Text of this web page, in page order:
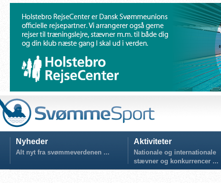
Nyheder
Alt nyt fra svømmeverdenen ...
Aktiviteter
Nationale og internationale
stævner og konkurrencer ...